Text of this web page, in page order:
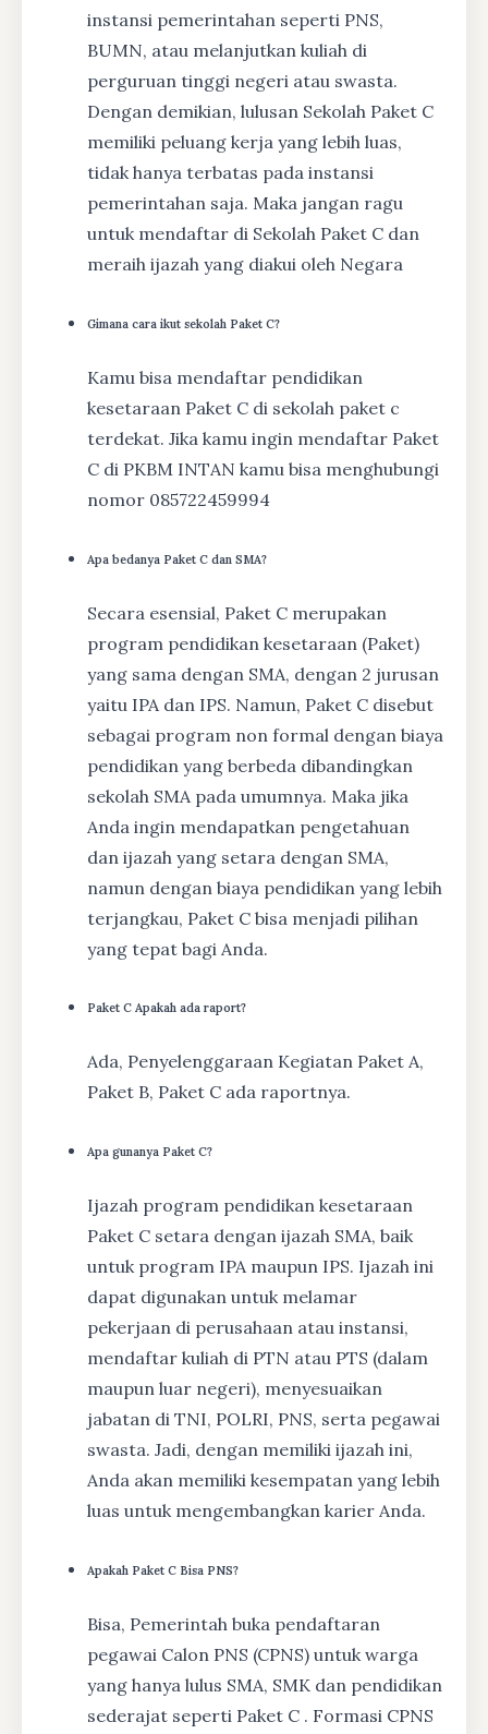
instansi pemerintahan seperti PNS,
BUMN, atau melanjutkan kuliah di
perguruan tinggi negeri atau swasta.
Dengan demikian, lulusan Sekolah Paket C
memiliki peluang kerja yang lebih luas,
tidak hanya terbatas pada instansi
pemerintahan saja. Maka jangan ragu
untuk mendaftar di Sekolah Paket C dan
meraih ijazah yang diakui oleh Negara
Gimana cara ikut sekolah Paket C?
Kamu bisa mendaftar pendidikan
kesetaraan Paket C di sekolah paket c
terdekat. Jika kamu ingin mendaftar Paket
C di PKBM INTAN kamu bisa menghubungi
nomor 085722459994
Apa bedanya Paket C dan SMA?
Secara esensial, Paket C merupakan
program pendidikan kesetaraan (Paket)
yang sama dengan SMA, dengan 2 jurusan
yaitu IPA dan IPS. Namun, Paket C disebut
sebagai program non formal dengan biaya
pendidikan yang berbeda dibandingkan
sekolah SMA pada umumnya. Maka jika
Anda ingin mendapatkan pengetahuan
dan ijazah yang setara dengan SMA,
namun dengan biaya pendidikan yang lebih
terjangkau, Paket C bisa menjadi pilihan
yang tepat bagi Anda.
Paket C Apakah ada raport?
Ada, Penyelenggaraan Kegiatan Paket A,
Paket B, Paket C ada raportnya.
Apa gunanya Paket C?
Ijazah program pendidikan kesetaraan
Paket C setara dengan ijazah SMA, baik
untuk program IPA maupun IPS. Ijazah ini
dapat digunakan untuk melamar
pekerjaan di perusahaan atau instansi,
mendaftar kuliah di PTN atau PTS (dalam
maupun luar negeri), menyesuaikan
jabatan di TNI, POLRI, PNS, serta pegawai
swasta. Jadi, dengan memiliki ijazah ini,
Anda akan memiliki kesempatan yang lebih
luas untuk mengembangkan karier Anda.
Apakah Paket C Bisa PNS?
Bisa, Pemerintah buka pendaftaran
pegawai Calon PNS (CPNS) untuk warga
yang hanya lulus SMA, SMK dan pendidikan
sederajat seperti Paket C . Formasi CPNS